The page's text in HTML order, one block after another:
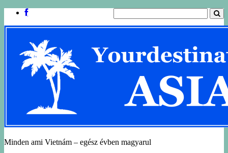
Minden ami Vietnám – egész évben magyarul